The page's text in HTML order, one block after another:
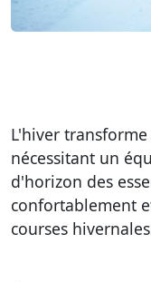
L'hiver
nécessitant un
d'horizon des
confortablement
courses